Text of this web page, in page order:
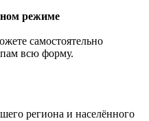
режиме
самостоятельно
всю форму.
региона и населённого